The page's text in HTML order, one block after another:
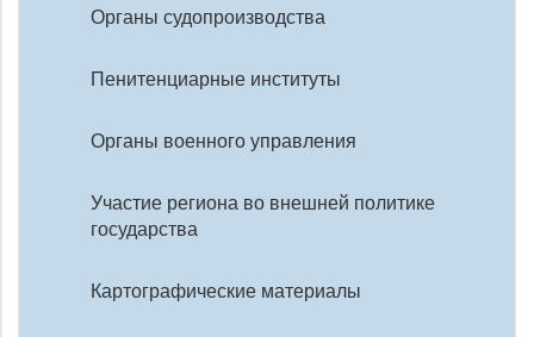
Органы судопроизводства
Пенитенциарные институты
Органы военного управления
Участие региона во внешней политике
государства
Картографические материалы